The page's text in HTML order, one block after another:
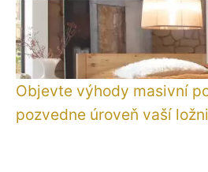
Objevte výhody masivní
pozvedne úroveň vaší